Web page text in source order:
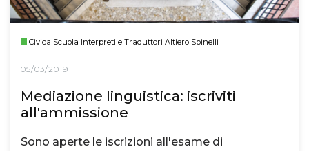
Civica Scuola Interpreti e Traduttori Altiero Spinelli
05/03/2019
Mediazione linguistica: iscriviti
all'ammissione
Sono aperte le iscrizioni all'esame di